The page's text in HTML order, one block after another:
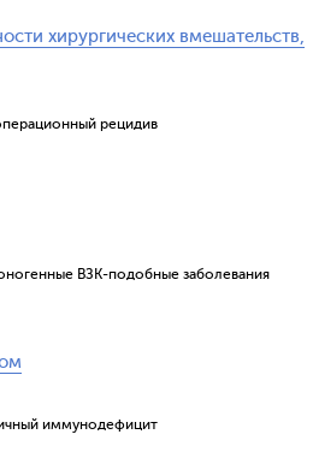
хирургических вмешательств,
рецидив
ВЗК-подобные заболевания
иммунодефицит